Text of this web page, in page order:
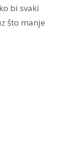
bi svaki
što manje